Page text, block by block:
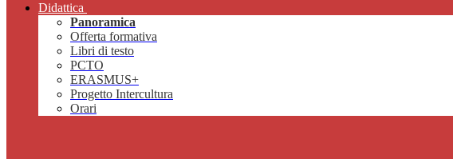
Didattica
Panoramica
Offerta formativa
Libri di testo
PCTO
ERASMUS+
Progetto Intercultura
Orari